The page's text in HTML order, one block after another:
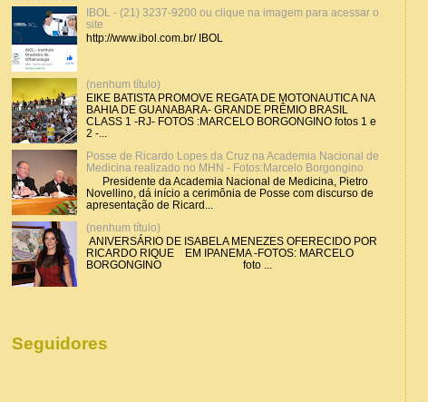
IBOL - (21) 3237-9200 ou clique na imagem para acessar o
site
http://www.ibol.com.br/ IBOL
(nenhum título)
EIKE BATISTA PROMOVE REGATA DE MOTONAUTICA NA
BAHIA DE GUANABARA- GRANDE PRÊMIO BRASIL
CLASS 1 -RJ- FOTOS :MARCELO BORGONGINO fotos 1 e
2 -...
Posse de Ricardo Lopes da Cruz na Academia Nacional de
Medicina realizado no MHN - Fotos:Marcelo Borgongino
Presidente da Academia Nacional de Medicina, Pietro
Novellino, dá início a cerimônia de Posse com discurso de
apresentação de Ricard...
(nenhum título)
ANIVERSÁRIO DE ISABELA MENEZES OFERECIDO POR
RICARDO RIQUE EM IPANEMA -FOTOS: MARCELO
BORGONGINO foto ...
Seguidores